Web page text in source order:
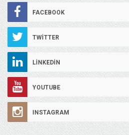
FACEBOOK
TWITTER
LINKEDIN
YOUTUBE
INSTAGRAM